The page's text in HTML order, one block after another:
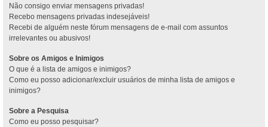
Não consigo enviar mensagens privadas!
Recebo mensagens privadas indesejáveis!
Recebi de alguém neste fórum mensagens de e-mail com assuntos
irrelevantes ou abusivos!
Sobre os Amigos e Inimigos
O que é a lista de amigos e inimigos?
Como eu posso adicionar/excluir usuários de minha lista de amigos e
inimigos?
Sobre a Pesquisa
Como eu posso pesquisar?